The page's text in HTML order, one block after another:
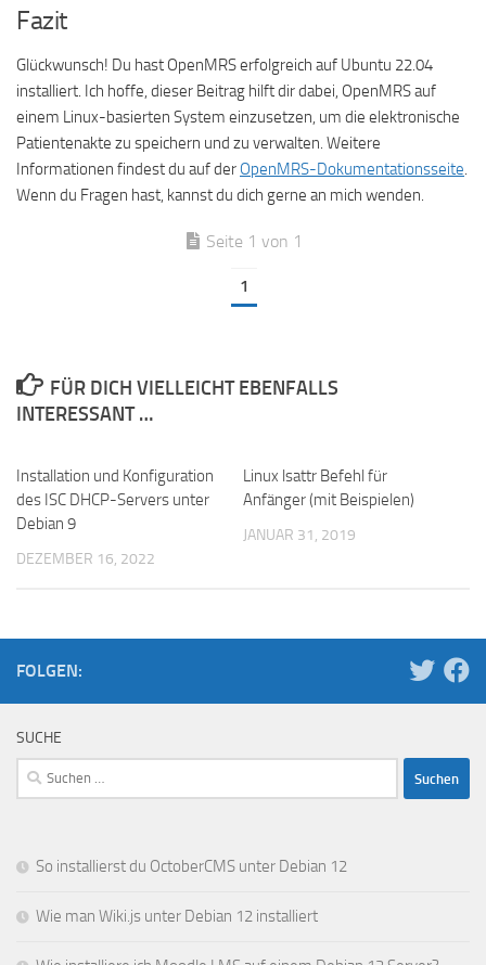
Fazit
Glückwunsch! Du hast OpenMRS erfolgreich auf Ubuntu 22.04
installiert. Ich hoffe, dieser Beitrag hilft dir dabei, OpenMRS auf
einem Linux-basierten System einzusetzen, um die elektronische
Patientenakte zu speichern und zu verwalten. Weitere
Informationen findest du auf der OpenMRS-Dokumentationsseite.
Wenn du Fragen hast, kannst du dich gerne an mich wenden.
Seite 1 von 1
1
FÜR DICH VIELLEICHT EBENFALLS
INTERESSANT …
Installation und Konfiguration
des ISC DHCP-Servers unter
Debian 9
DEZEMBER 16, 2022
Linux lsattr Befehl für
Anfänger (mit Beispielen)
JANUAR 31, 2019
FOLGEN:
SUCHE
Suchen
nach:
So installierst du OctoberCMS unter Debian 12
Wie man Wiki.js unter Debian 12 installiert